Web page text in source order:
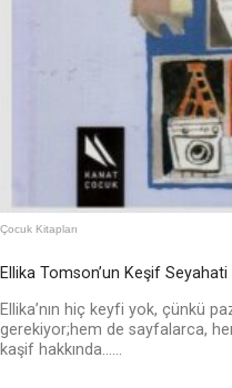
Çocuk Kitapları
Ellika Tomson’un Keşif Seyahati
Ellika’nın hiç keyfi yok, çünkü
gerekiyor;hem de sayfalarca,
kaşif hakkında…...